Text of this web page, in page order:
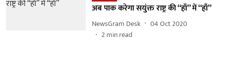
अब पाक करेगा सयुंक्त राष्ट्र की “हाँ” में “हाँ”
NewsGram Desk
04 Oct 2020
2min read